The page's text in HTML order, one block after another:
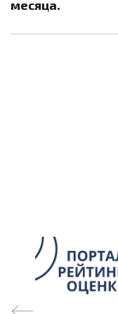
месяца.
prev